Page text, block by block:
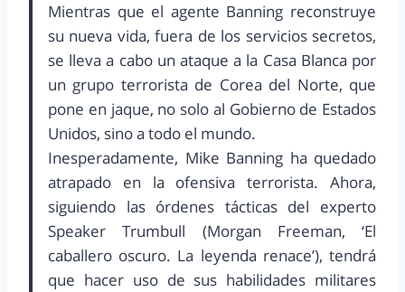
Mientras que el agente Banning reconstruye
su nueva vida, fuera de los servicios secretos,
se lleva a cabo un ataque a la Casa Blanca por
un grupo terrorista de Corea del Norte, que
pone en jaque, no solo al Gobierno de Estados
Unidos, sino a todo el mundo.
Inesperadamente, Mike Banning ha quedado
atrapado en la ofensiva terrorista. Ahora,
siguiendo las órdenes tácticas del experto
Speaker Trumbull (Morgan Freeman, ‘El
caballero oscuro. La leyenda renace’), tendrá
que hacer uso de sus habilidades militares